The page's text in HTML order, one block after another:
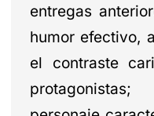
entregas
humor efectivo,
el contraste